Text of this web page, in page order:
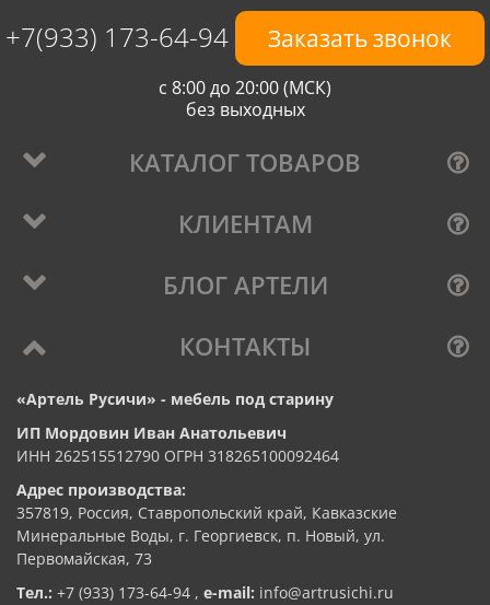
+7(933) 173-64-94 Заказать звонок
с 8:00 до 20:00 (МСК)
без выходных
КАТАЛОГ ТОВАРОВ
КЛИЕНТАМ
БЛОГ АРТЕЛИ
КОНТАКТЫ
«Артель Русичи» - мебель под старину
ИП Мордовин Иван Анатольевич
ИНН 262515512790 ОГРН 318265100092464
Адрес производства:
357819, Россия, Ставропольский край, Кавказские
Минеральные Воды, г. Георгиевск, п. Новый, ул.
Первомайская, 73
Тел.: +7 (933) 173-64-94 , e-mail: info@artrusichi.ru